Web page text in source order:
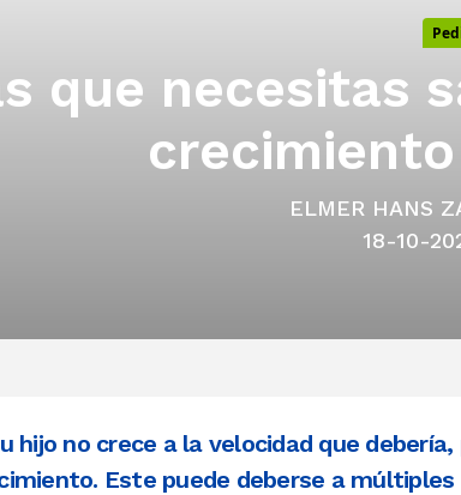
que necesitas
ELMER HANS
18-10-
hijo no crece a la velocidad que
Este puede deberse a